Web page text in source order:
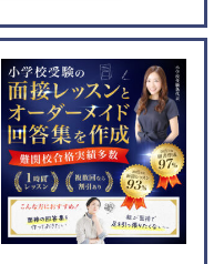
福岡県
福岡教育大学附属福岡小
学校